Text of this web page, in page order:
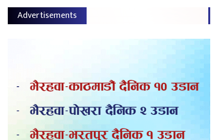
Advertisements